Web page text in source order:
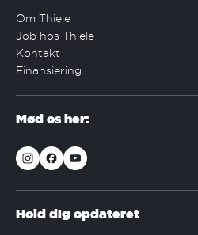
Om Thiele
Job hos Thiele
Kontakt
Finansiering
Mød os her:
Hold dig opdateret